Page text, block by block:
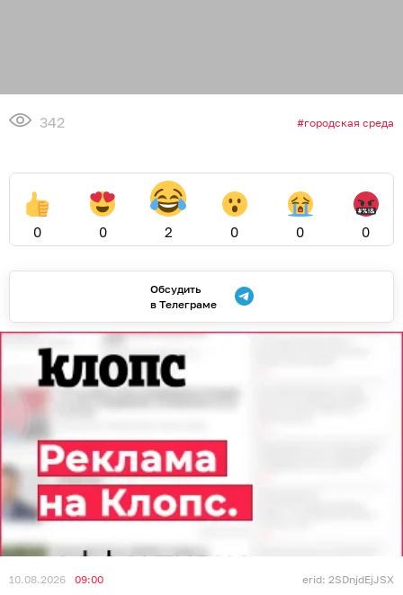
342 городская среда
0 0 2 0 0 0
Обсудить
в Телеграме
10.08.2026 09:00 erid: 2SDnjdEjJSX